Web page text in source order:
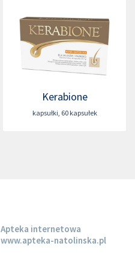
Kerabione
kapsułki, 60 kapsułek
Apteka internetowa
www.apteka-natolinska.pl